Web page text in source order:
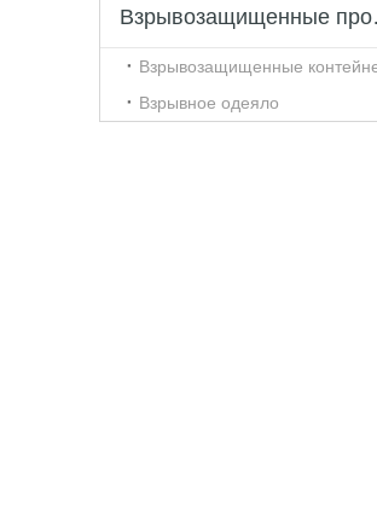
Взрывное одеяло